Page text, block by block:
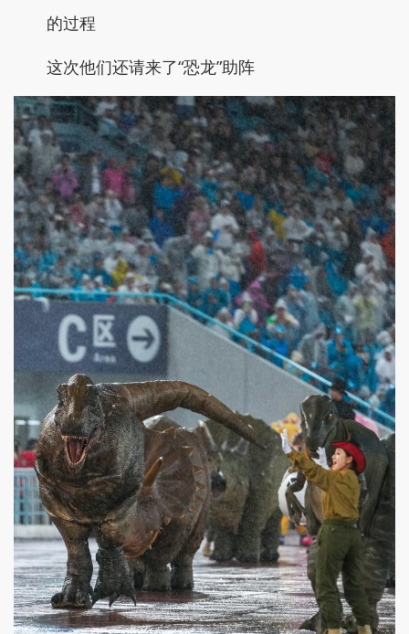
的过程
这次他们还请来了“恐龙”助阵